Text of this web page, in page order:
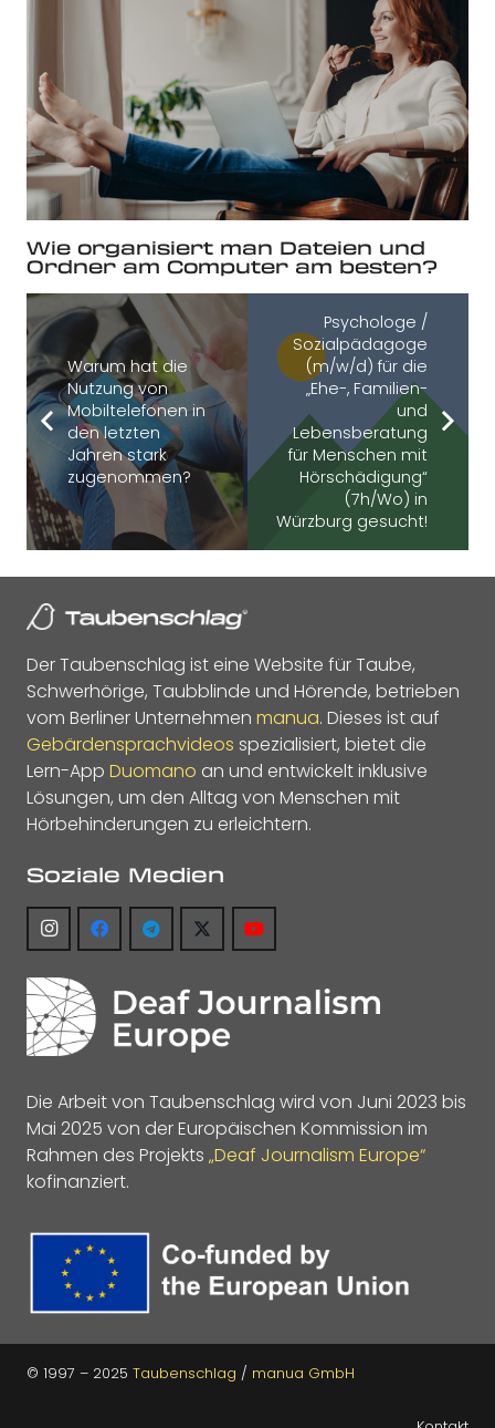
Wie organisiert man Dateien und
Ordner am Computer am besten?
Warum hat die
Nutzung von
Mobiltelefonen in
den letzten
Jahren stark
zugenommen?
Psychologe /
Sozialpädagoge
(m/w/d) für die
„Ehe-, Familien-
und
Lebensberatung
für Menschen mit
Hörschädigung“
(7h/Wo) in
Würzburg gesucht!
Der Taubenschlag ist eine Website für Taube,
Schwerhörige, Taubblinde und Hörende, betrieben
vom Berliner Unternehmen manua. Dieses ist auf
Gebärdensprachvideos spezialisiert, bietet die
Lern-App Duomano an und entwickelt inklusive
Lösungen, um den Alltag von Menschen mit
Hörbehinderungen zu erleichtern.
Soziale Medien
Die Arbeit von Taubenschlag wird von Juni 2023 bis
Mai 2025 von der Europäischen Kommission im
Rahmen des Projekts „Deaf Journalism Europe“
kofinanziert.
© 1997 – 2025 Taubenschlag / manua GmbH